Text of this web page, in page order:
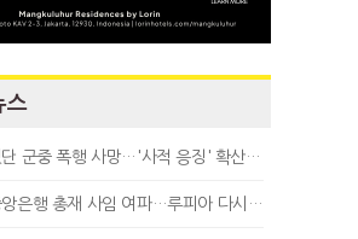
스
군중 폭행 사망…'사적 응징' 확산에 법치 우려
행 총재 사임 여파…루피아 다시 1만8천대로 약세